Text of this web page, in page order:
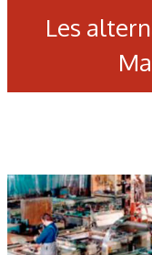
Les